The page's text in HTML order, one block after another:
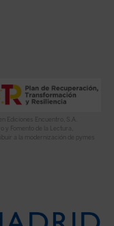
Ediciones Encuentro, S.A.
y Fomento de la Lectura,
a la modernización de pymes